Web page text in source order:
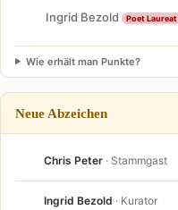
Ingrid Bezold Poet Laureat
Wie erhält man Punkte?
Neue Abzeichen
Chris Peter · Stammgast
Ingrid Bezold · Kurator